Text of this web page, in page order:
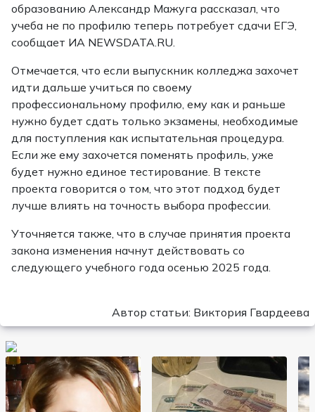
образованию Александр Мажуга рассказал, что
учеба не по профилю теперь потребует сдачи ЕГЭ,
сообщает ИА NEWSDATA.RU.
Отмечается, что если выпускник колледжа захочет
идти дальше учиться по своему
профессиональному профилю, ему как и раньше
нужно будет сдать только экзамены, необходимые
для поступления как испытательная процедура.
Если же ему захочется поменять профиль, уже
будет нужно единое тестирование. В тексте
проекта говорится о том, что этот подход будет
лучше влиять на точность выбора профессии.
Уточняется также, что в случае принятия проекта
закона изменения начнут действовать со
следующего учебного года осенью 2025 года.
Автор статьи: Виктория Гвардеева